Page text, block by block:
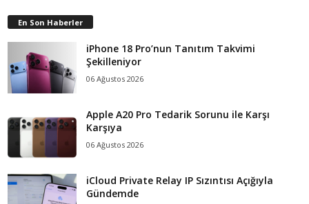
En Son Haberler
iPhone 18 Pro’nun Tanıtım Takvimi
Şekilleniyor
06 Ağustos 2026
Apple A20 Pro Tedarik Sorunu ile Karşı
Karşıya
06 Ağustos 2026
iCloud Private Relay IP Sızıntısı Açığıyla
Gündemde